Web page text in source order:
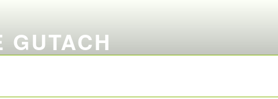
GUTACH